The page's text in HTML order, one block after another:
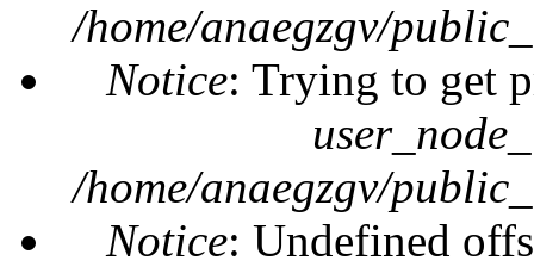
/home/anaegzgv/
Notice: Trying to get
/home/anaegzgv/
Notice: Undefined